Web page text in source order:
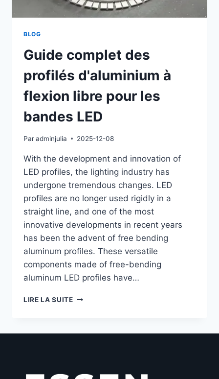
BLOG
Guide complet des
profilés d'aluminium à
flexion libre pour les
bandes LED
Paradminjulia 2025-12-08
With the development and innovation of
LED profiles, the lighting industry has
undergone tremendous changes. LED
profiles are no longer used rigidly in a
straight line, and one of the most
innovative developments in recent years
has been the advent of free bending
aluminum profiles. These versatile
components made of free-bending
aluminum LED profiles have…
LIRE LA SUITE